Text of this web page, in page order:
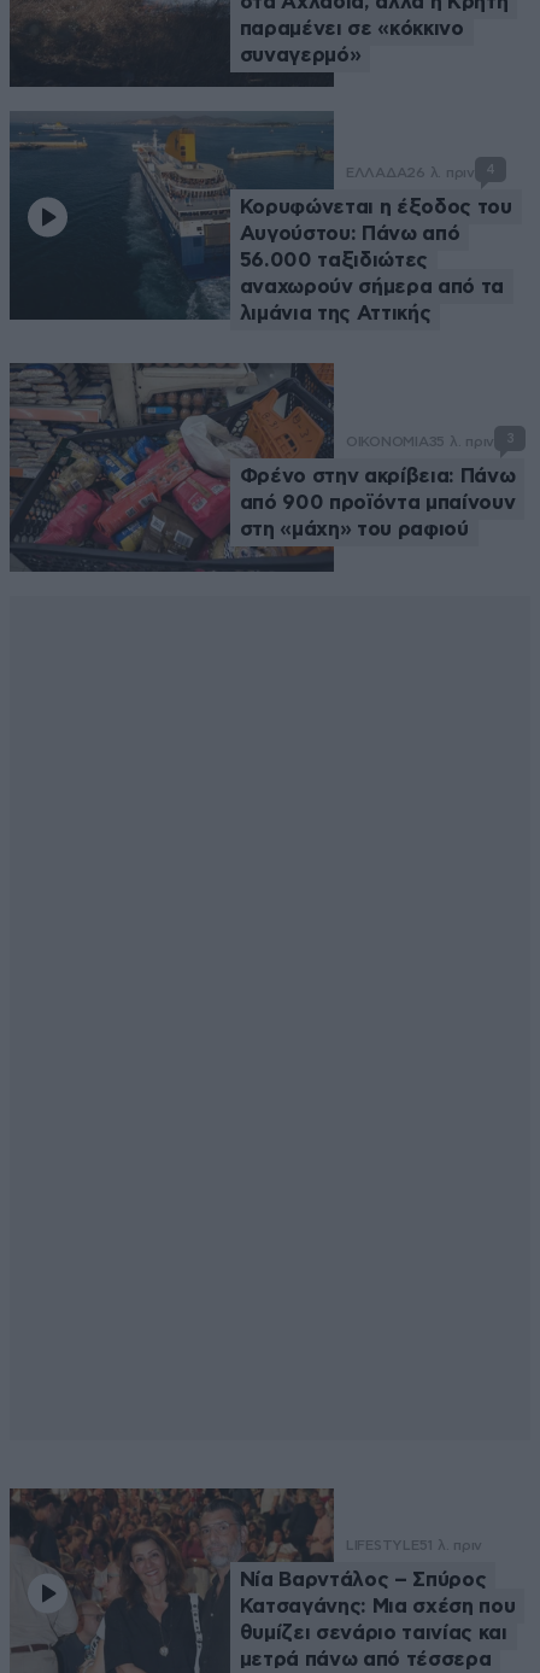
παραμένει σε «κόκκινο
συναγερμό»
ΕΛΛΑΔΑ26 λ. πριν 4
Κορυφώνεται η έξοδος του
Αυγούστου: Πάνω από
56.000 ταξιδιώτες
αναχωρούν σήμερα από τα
λιμάνια της Αττικής
ΟΙΚΟΝΟΜΙΑ35 λ. πριν 3
Φρένο στην ακρίβεια: Πάνω
από 900 προϊόντα μπαίνουν
στη «μάχη» του ραφιού
LIFESTYLE51 λ. πριν
Νία Βαρντάλος – Σπύρος
Κατσαγάνης: Μια σχέση που
θυμίζει σενάριο ταινίας και
μετρά πάνω από τέσσερα